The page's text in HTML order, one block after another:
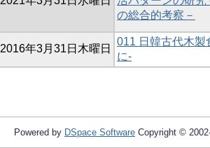
の総合的考察－
2016年3月31日木曜日
011 日韓古代木製
に-
Powered by DSpace Software Copyright ©